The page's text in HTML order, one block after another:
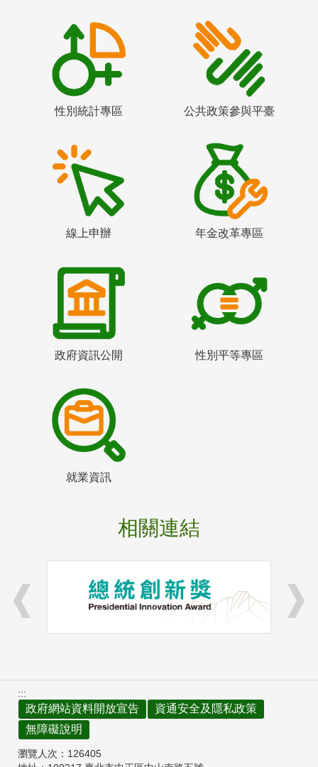
性別統計專區 公共政策參與平臺
線上申辦 年金改革專區
政府資訊公開 性別平等專區
就業資訊
相關連結
:::
政府網站資料開放宣告
資通安全及隱私政策
無障礙說明
瀏覽人次： 126405